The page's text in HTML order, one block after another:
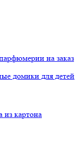
на заказ
домики для детей
из картона